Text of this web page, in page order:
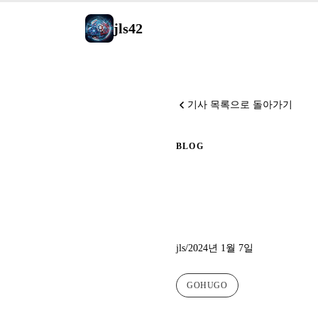
jls42
기사 목록으로 돌아가기
BLOG
jls/2024년 1월 7일
GOHUGO